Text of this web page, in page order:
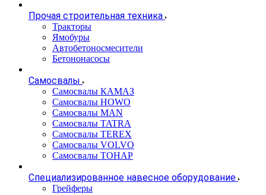
Прочая строительная техника
Тракторы
Ямобуры
Автобетоносмесители
Бетононасосы
Самосвалы
Самосвалы КАМАЗ
Самосвалы HOWO
Самосвалы MAN
Самосвалы TATRA
Самосвалы TEREX
Самосвалы VOLVO
Самосвалы ТОНАР
Специализированное навесное оборудование
Грейферы